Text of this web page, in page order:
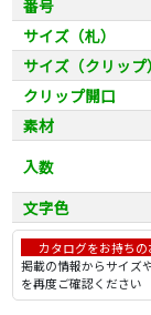
番号
サイズ（札）
サイズ（クリップ）
クリップ開口
素材
入数
文字色
カタログをお持ちの
掲載の情報からサイズ
を再度ご確認ください